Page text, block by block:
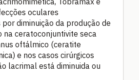
oculares
diminuição da produção de
na ceratoconjuntivite seca
oftálmico (ceratite
e nos casos cirúrgicos
lacrimal está diminuida ou